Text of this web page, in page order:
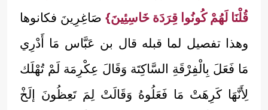
قُلْنَا لَهُمْ كُونُوا قِرَدَة خَاسِئِينَ} صَاغِرِينَ فكانوها
وهذا تفصيل لما قبله قال بن عَبَّاس مَا أَدْرِي
مَا فَعَلَ بِالْفِرْقَةِ السَّاكِتَة وَقَالَ عِكْرِمَة لَمْ تُهْلَك
لِأَنَّهَا كَرِهَتْ مَا فَعَلُوهُ وَقَالَتْ لِمَ تَعِظُونَ إلَخْ